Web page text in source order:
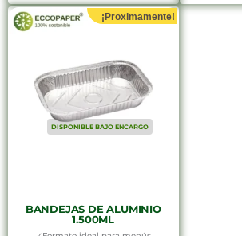
¡Proximamente!
DISPONIBLE BAJO ENCARGO
BANDEJAS DE ALUMINIO
1.500ML